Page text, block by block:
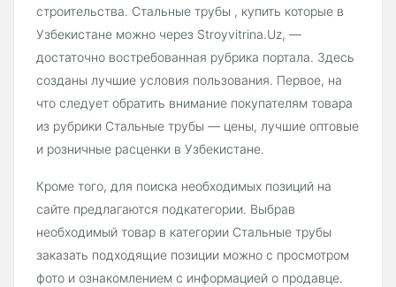
строительства. Стальные трубы , купить которые в
Узбекистане можно через Stroyvitrina.Uz, —
достаточно востребованная рубрика портала. Здесь
созданы лучшие условия пользования. Первое, на
что следует обратить внимание покупателям товара
из рубрики Стальные трубы — цены, лучшие оптовые
и розничные расценки в Узбекистане.
Кроме того, для поиска необходимых позиций на
сайте предлагаются подкатегории. Выбрав
необходимый товар в категории Стальные трубы
заказать подходящие позиции можно с просмотром
фото и ознакомлением с информацией о продавце.